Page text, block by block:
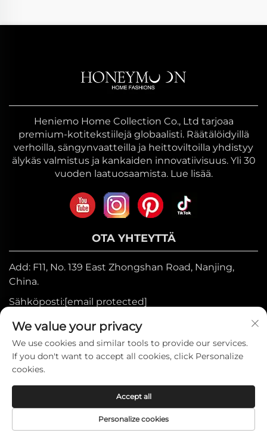
Heniemo Home Collection Co., Ltd tarjoaa
premium-kotitekstiilejä globaalisti. Räätälöidyillä
verhoilla, sängynvaatteilla ja heittoviltoilla yhdistyy
älykäs valmistus ja kankaiden innovatiivisuus. Yli 30
vuoden laatuosaamista. Lue lisää.
OTA YHTEYTTÄ
Add: F11, No. 139 East Zhongshan Road, Nanjing,
China.
Sähköposti:[email protected]
Mobiili:+86-17327710449
Puh:+86-025-84573776
Tekijänoikeus © 2025 Heniemo Home
Collection Co., Ltd. — Tietosuojakäytäntö
We value your privacy
We use cookies and similar tools to provide our services.
If you don't want to accept all cookies, click Personalize
cookies.
Personalize cookies
Accept all